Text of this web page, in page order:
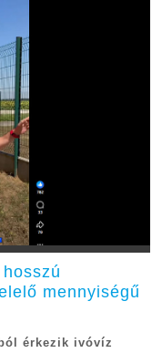
mennyiségű
érkezik ivóvíz